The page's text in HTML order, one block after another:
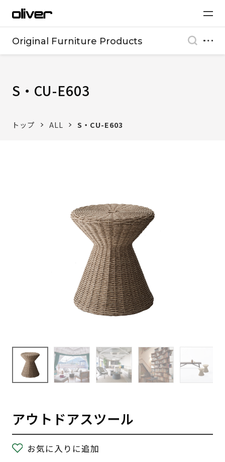
Original Furniture Products
S・CU-E603
トップ ALL S・CU-E603
アウトドアスツール
お気に入りに追加